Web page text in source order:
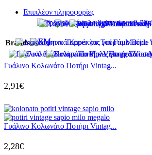
Επιπλέον πληροφορίες
Brands OEM
Γυάλινο Κολωνάτο Ποτήρι Vintag...
2,91€
Γυάλινο Κολωνάτο Ποτήρι Vintag...
2,28€